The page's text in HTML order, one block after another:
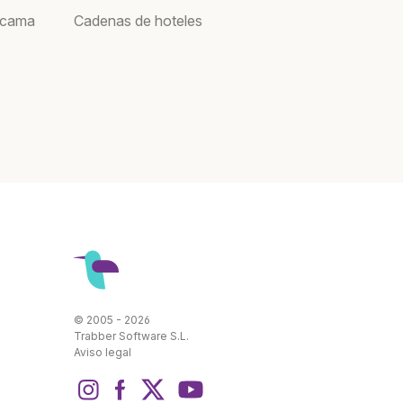
Cadenas de hoteles
© 2005 - 2026
Trabber Software S.L.
Aviso legal